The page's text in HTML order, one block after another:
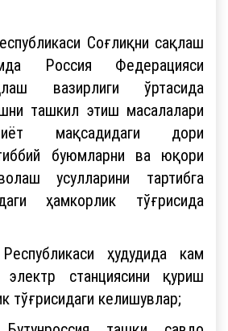
Соғлиқни сақлаш
Россия Федерацияси
вазирлиги ўртасида
ташкил этиш масалалари
мақсадидаги дори
буюмларни ва юқори
усулларини тартибга
ҳамкорлик тўғрисида
ҳудудида кам
станциясини қуриш
тўғрисидаги келишувлар;